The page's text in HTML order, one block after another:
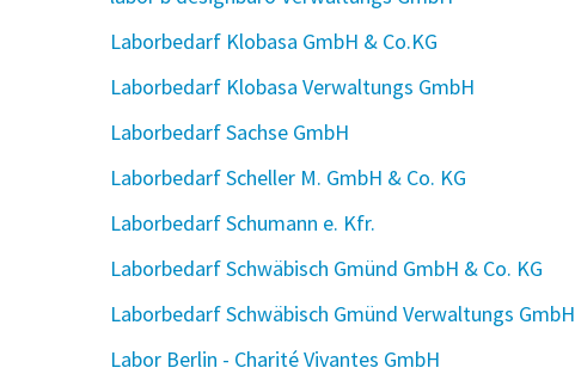
Laborbedarf Klobasa GmbH & Co.KG
Laborbedarf Klobasa Verwaltungs GmbH
Laborbedarf Sachse GmbH
Laborbedarf Scheller M. GmbH & Co. KG
Laborbedarf Schumann e. Kfr.
Laborbedarf Schwäbisch Gmünd GmbH & Co. KG
Laborbedarf Schwäbisch Gmünd Verwaltungs GmbH
Labor Berlin - Charité Vivantes GmbH